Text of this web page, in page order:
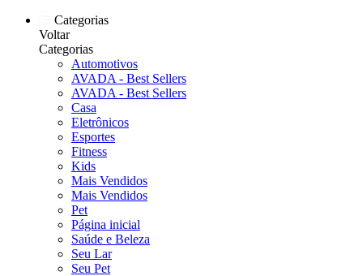
Categorias
Voltar
Categorias
Automotivos
AVADA - Best Sellers
AVADA - Best Sellers
Casa
Eletrônicos
Esportes
Fitness
Kids
Mais Vendidos
Mais Vendidos
Pet
Página inicial
Saúde e Beleza
Seu Lar
Seu Pet